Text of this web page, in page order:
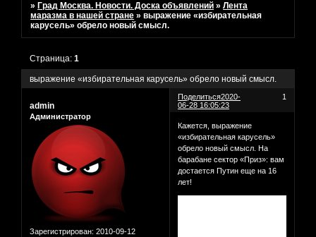
» Град Москва. Новости. Доска объявлений »Лента
маразма в нашей стране »выражение «избирательная
карусель» обрело новый смысл.
выражение «избирательная карусель» обрело новый смысл.
Страница:1
Поделиться 1
2020-
06-28 16:05:23
admin
Администратор
Зарегистрирован: 2010-09-12
Кажется, выражение
«избирательная карусель»
обрело новый смысл. На
барабане сектор «Приз»: вам
достается Путин еще на 16
лет!